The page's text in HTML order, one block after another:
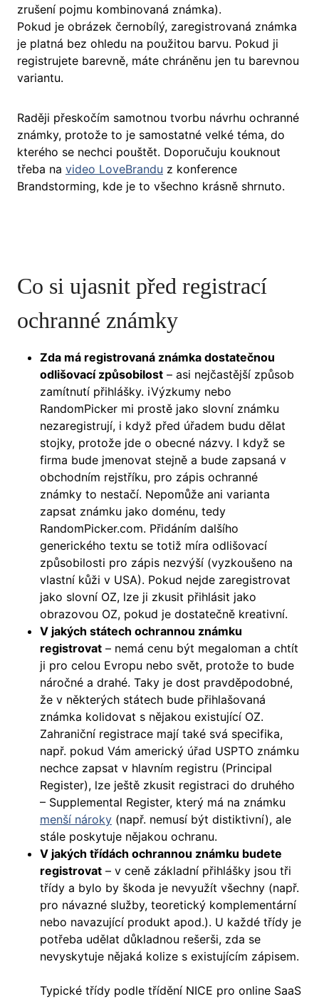
zrušení pojmu kombinovaná známka).
Pokud je obrázek černobílý, zaregistrovaná známka
je platná bez ohledu na použitou barvu. Pokud ji
registrujete barevně, máte chráněnu jen tu barevnou
variantu.
Raději přeskočím samotnou tvorbu návrhu ochranné
známky, protože to je samostatné velké téma, do
kterého se nechci pouštět. Doporučuju kouknout
třeba na video LoveBrandu z konference
Brandstorming, kde je to všechno krásně shrnuto.
Co si ujasnit před registrací
ochranné známky
Zda má registrovaná známka dostatečnou
odlišovací způsobilost – asi nejčastější způsob
zamítnutí přihlášky. iVýzkumy nebo
RandomPicker mi prostě jako slovní známku
nezaregistrují, i když před úřadem budu dělat
stojky, protože jde o obecné názvy. I když se
firma bude jmenovat stejně a bude zapsaná v
obchodním rejstříku, pro zápis ochranné
známky to nestačí. Nepomůže ani varianta
zapsat známku jako doménu, tedy
RandomPicker.com. Přidáním dalšího
generického textu se totiž míra odlišovací
způsobilosti pro zápis nezvýší (vyzkoušeno na
vlastní kůži v USA). Pokud nejde zaregistrovat
jako slovní OZ, lze ji zkusit přihlásit jako
obrazovou OZ, pokud je dostatečně kreativní.
V jakých státech ochrannou známku
registrovat – nemá cenu být megaloman a chtít
ji pro celou Evropu nebo svět, protože to bude
náročné a drahé. Taky je dost pravděpodobné,
že v některých státech bude přihlašovaná
známka kolidovat s nějakou existující OZ.
Zahraniční registrace mají také svá specifika,
např. pokud Vám americký úřad USPTO známku
nechce zapsat v hlavním registru (Principal
Register), lze ještě zkusit registraci do druhého
– Supplemental Register, který má na známku
menší nároky (např. nemusí být distiktivní), ale
stále poskytuje nějakou ochranu.
V jakých třídách ochrannou známku budete
registrovat – v ceně základní přihlášky jsou tři
třídy a bylo by škoda je nevyužít všechny (např.
pro návazné služby, teoretický komplementární
nebo navazující produkt apod.). U každé třídy je
potřeba udělat důkladnou rešerši, zda se
nevyskytuje nějaká kolize s existujícím zápisem.
Typické třídy podle třídění NICE pro online SaaS